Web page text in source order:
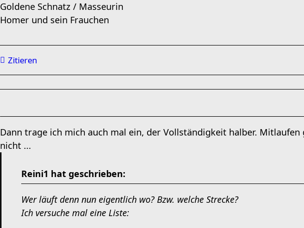
Goldene Schnatz / Masseurin
Homer und sein Frauchen
Zitieren
Dann trage ich mich auch mal ein, der Vollständigkeit halber. Mitlaufen
nicht ...
Reini1 hat geschrieben:
Wer läuft denn nun eigentlich wo? Bzw. welche Strecke?
Ich versuche mal eine Liste: